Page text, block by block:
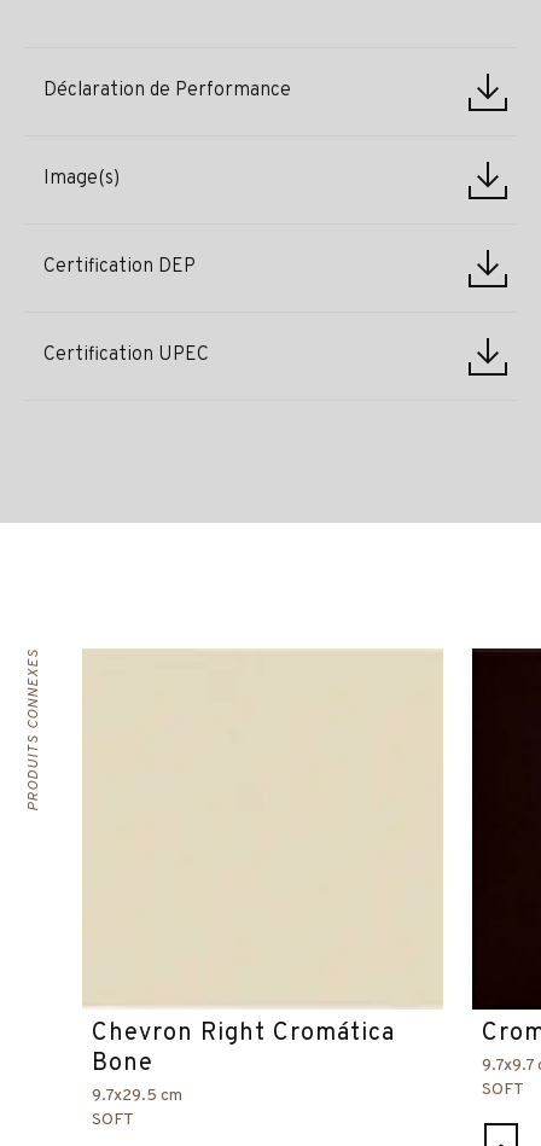
Déclaration de Performance
Image(s)
Certification DEP
Certification UPEC
PRODUITS CONNEXES
Chevron Right Cromática
Bone
9.7x29.5 cm
SOFT
9.7x9.7
SOFT